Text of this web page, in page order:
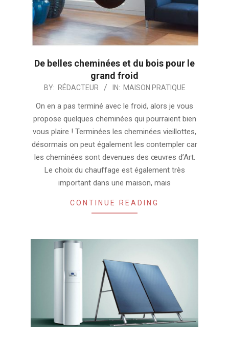
De belles cheminées et du bois pour le
grand froid
2024-BY: RÉDACTEUR IN: MAISON PRATIQUE
On en a pas terminé avec le froid, alors je vous
propose quelques cheminées qui pourraient bien
vous plaire ! Terminées les cheminées vieillottes,
désormais on peut également les contempler car
les cheminées sont devenues des œuvres d’Art.
Le choix du chauffage est également très
important dans une maison, mais
CONTINUE READING